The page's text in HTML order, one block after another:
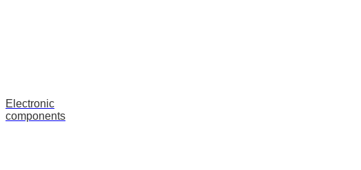
Electronic
components